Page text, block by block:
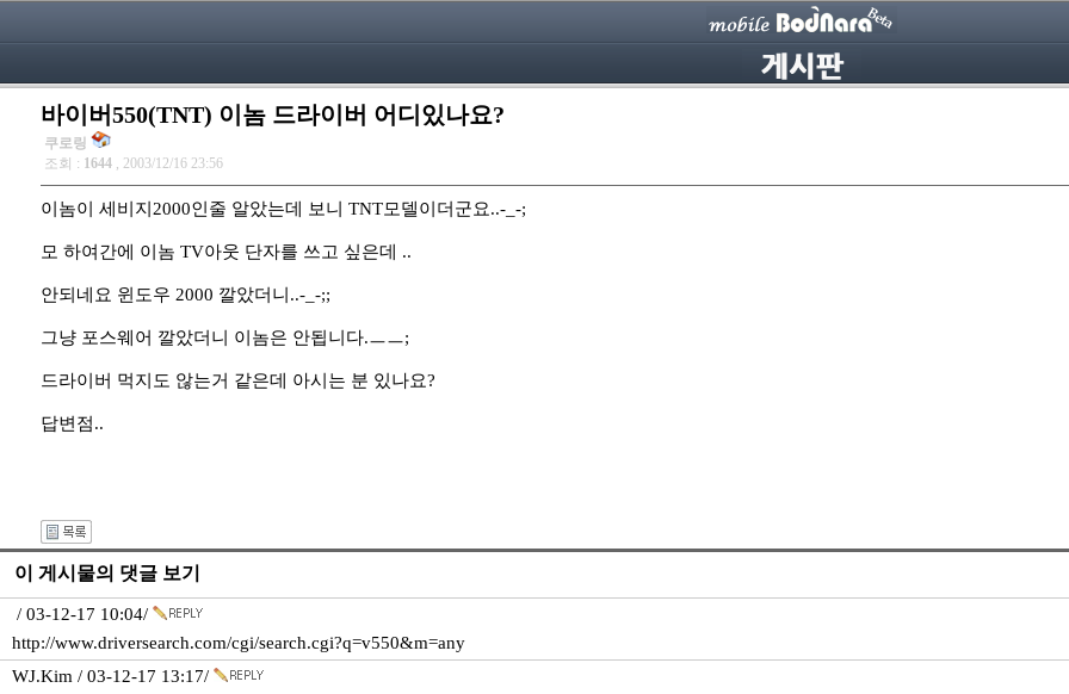
바이버550(TNT) 이놈 드라이버 어디있나요?
쿠로링
조회 : 1644 , 2003/12/16 23:56
이놈이 세비지2000인줄 알았는데 보니 TNT모델이더군요..-_-;
모 하여간에 이놈 TV아웃 단자를 쓰고 싶은데 ..
안되네요 윈도우 2000 깔았더니..-_-;;
그냥 포스웨어 깔았더니 이놈은 안됩니다.ㅡㅡ;
드라이버 먹지도 않는거 같은데 아시는 분 있나요?
답변점..
이 게시물의 댓글 보기
/ 03-12-17 10:04/
http://www.driversearch.com/cgi/search.cgi?q=v550&m=any
WJ.Kim / 03-12-17 13:17/